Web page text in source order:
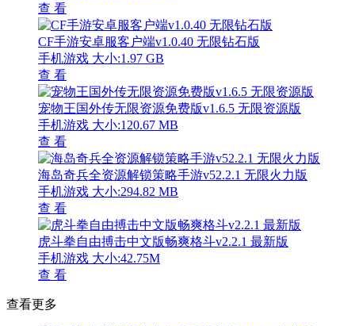
查 看
CF手游安卓服客户端v1.0.40 无限钻石版
手机游戏 大小:1.97 GB
查 看
宠物王国外传无限资源免费版v1.6.5 无限资源版
手机游戏 大小:120.67 MB
查 看
海岛奇兵全资源解锁策略手游v52.2.1 无限火力版
手机游戏 大小:294.82 MB
查 看
虎斗拳自由搏击中文版畅爽格斗v2.2.1 最新版
手机游戏 大小:42.75M
查 看
查看更多